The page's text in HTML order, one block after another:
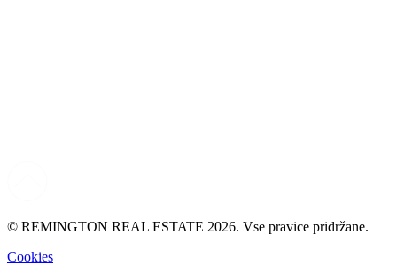
© REMINGTON REAL ESTATE 2026. Vse pravice pridržane.
Cookies